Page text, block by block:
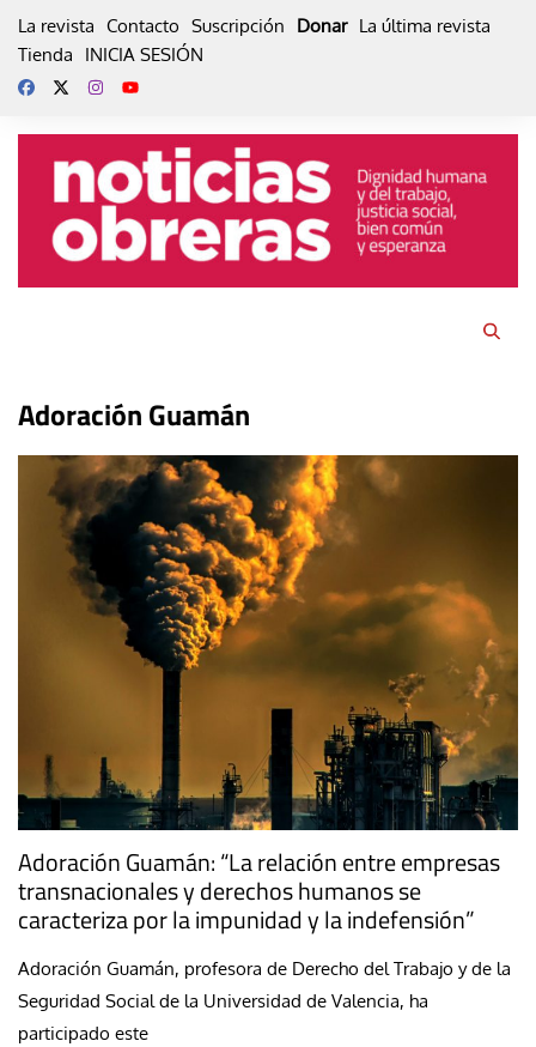
La revista Contacto Suscripción Donar La última revista
Tienda
INICIA SESIÓN
Adoración Guamán
Adoración Guamán: “La relación entre empresas
transnacionales y derechos humanos se
caracteriza por la impunidad y la indefensión”
Adoración Guamán, profesora de Derecho del Trabajo y de la
Seguridad Social de la Universidad de Valencia, ha
participado este